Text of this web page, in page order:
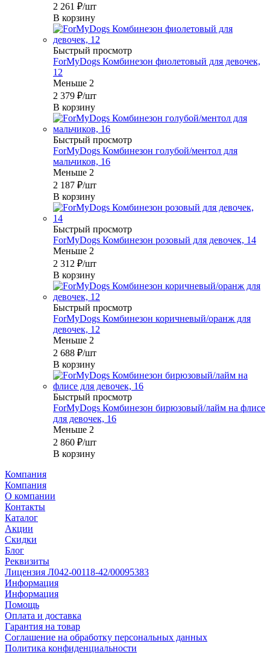
2 261 ₽/шт
В корзину
Быстрый просмотр
ForMyDogs Комбинезон фиолетовый для девочек,
12
Меньше 2
2 379 ₽/шт
В корзину
Быстрый просмотр
ForMyDogs Комбинезон голубой/ментол для
мальчиков, 16
Меньше 2
2 187 ₽/шт
В корзину
Быстрый просмотр
ForMyDogs Комбинезон розовый для девочек, 14
Меньше 2
2 312 ₽/шт
В корзину
Быстрый просмотр
ForMyDogs Комбинезон коричневый/оранж для
девочек, 12
Меньше 2
2 688 ₽/шт
В корзину
Быстрый просмотр
ForMyDogs Комбинезон бирюзовый/лайм на флисе
для девочек, 16
Меньше 2
2 860 ₽/шт
В корзину
Компания
Компания
О компании
Контакты
Каталог
Акции
Скидки
Блог
Реквизиты
Лицензия Л042-00118-42/00095383
Информация
Информация
Помощь
Оплата и доставка
Гарантия на товар
Соглашение на обработку персональных данных
Политика конфиденциальности